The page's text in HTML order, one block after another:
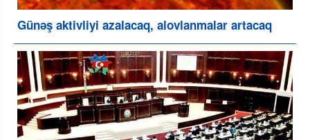
Günəş aktivliyi azalacaq, alovlanmalar artacaq